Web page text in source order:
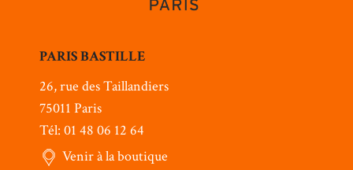
PARIS BASTILLE
26, rue des Taillandiers
75011 Paris
Tél: 01 48 06 12 64
Venir à la boutique